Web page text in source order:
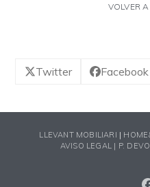
VOLVER
Twitter Facebook
LLEVANT MOBILIARI |
AVISO LEGAL | P.